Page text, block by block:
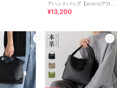
アハンドバッグ【aroco/アロ
コ】セレモニー向け
¥13,200